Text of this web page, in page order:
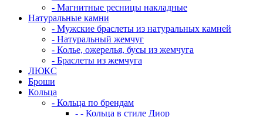
- Магнитные ресницы накладные
Натуральные камни
- Мужские браслеты из натуральных камней
- Натуральный жемчуг
- Колье, ожерелья, бусы из жемчуга
- Браслеты из жемчуга
ЛЮКС
Броши
Кольца
- Кольца по брендам
- - Кольца в стиле Диор